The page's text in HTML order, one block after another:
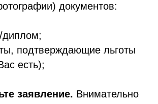
документов:
подтверждающие льготы
есть);
заявление. Внимательно